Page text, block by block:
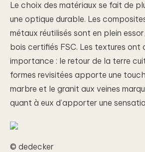
Le choix des matériaux se fait de
une optique durable. Les
métaux réutilisés sont en plein
bois certifiés FSC. Les textures ont
importance : le retour de la terre
formes revisitées apporte une
marbre et le granit aux veines
quant à eux d’apporter une
© dedecker